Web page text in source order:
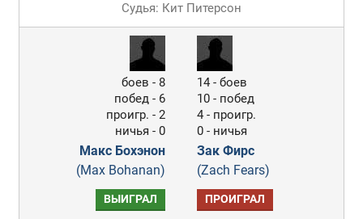
Судья: Кит Питерсон
боев - 8
побед - 6
проигр. - 2
ничья - 0
Макс Бохэнон
(Max Bohanan)
14 - боев
10 - побед
4 - проигр.
0 - ничья
Зак Фирс
(Zach Fears)
ВЫИГРАЛ ПРОИГРАЛ